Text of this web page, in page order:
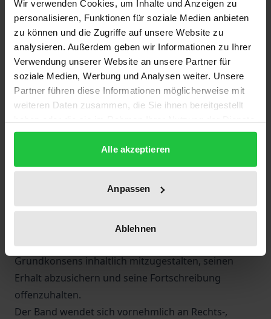
Wir verwenden Cookies, um Inhalte und Anzeigen zu
personalisieren, Funktionen für soziale Medien anbieten
zu können und die Zugriffe auf unsere Website zu
analysieren. Außerdem geben wir Informationen zu Ihrer
Verwendung unserer Website an unsere Partner für
soziale Medien, Werbung und Analysen weiter. Unsere
Partner führen diese Informationen möglicherweise mit
weiteren Daten zusammen, die Sie ihnen bereitgestellt
gesammelt haben.
Alle akzeptieren
Anpassen
Ablehnen
Die jüngsten Auseinandersetzungen um das
Bundesverfassungsgericht geben Anlaß zu der
Frage, auf welche Weise und in welchem Umfang
das Gericht fähig ist, durch seine Entscheidungen
widerstreitende politische Überzeugungen und
unterschiedlichste gesellschaftliche Werthaltungen
rechtlichen Institutionen für den gesellschaftlichen
Zusammenhalt nach und analysiert die
Möglichkeiten und Grenzen des
Bundesverfassungsgerichts, den gesellschaftlichen
Grundkonsens inhaltlich mitzugestalten, seinen
Erhalt abzusichern und seine Fortschreibung
offenzuhalten.
Der Band wendet sich vornehmlich an Rechts-,